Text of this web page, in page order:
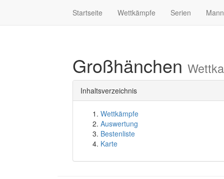
Startseite Wettkämpfe Serien
Großhänchen
Inhaltsverzeichnis
Wettkämpfe
Auswertung
Bestenliste
Karte